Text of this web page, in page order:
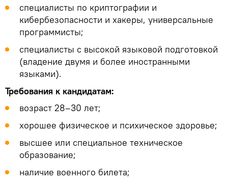
специалисты по криптографии и
кибербезопасности и хакеры, универсальные
программисты;
специалисты с высокой языковой подготовкой
(владение двумя и более иностранными
языками).
Требования к кандидатам:
возраст 28–30 лет;
хорошее физическое и психическое здоровье;
высшее или специальное техническое
образование;
наличие военного билета;